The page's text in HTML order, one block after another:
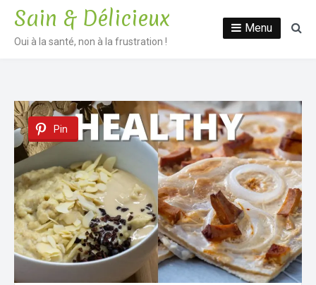
Sain & Délicieux
Oui à la santé, non à la frustration !
Menu
Pin